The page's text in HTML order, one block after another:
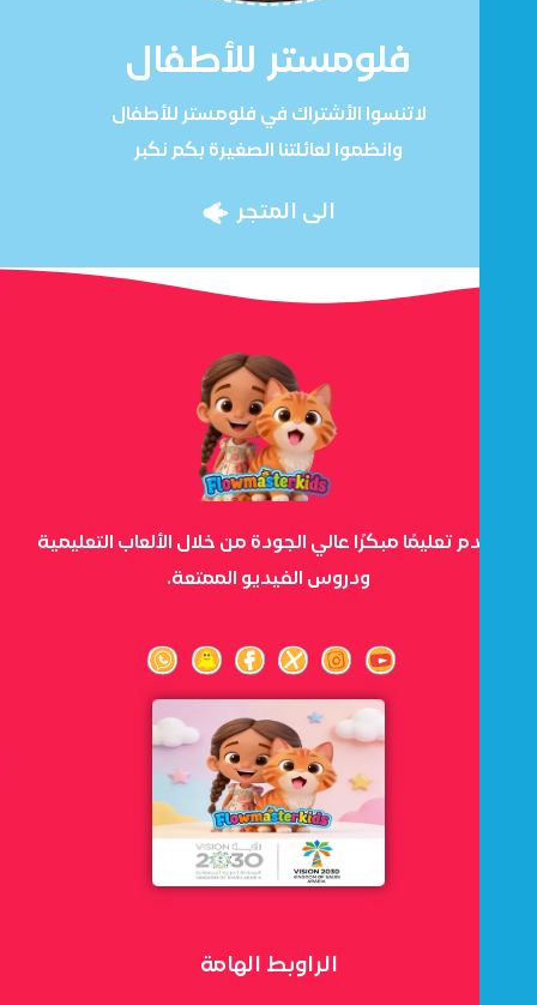
فلومستر للأطفال
لاتنسوا الأشتراك في فلومستر للأطفال
وانظموا لعائلتنا الصغيرة بكم نكبر
الى المتجر
نقدم تعليمًا مبكرًا عالي الجودة من خلال الألعاب التعليمية
ودروس الفيديو الممتعة.
الراوبط الهامة